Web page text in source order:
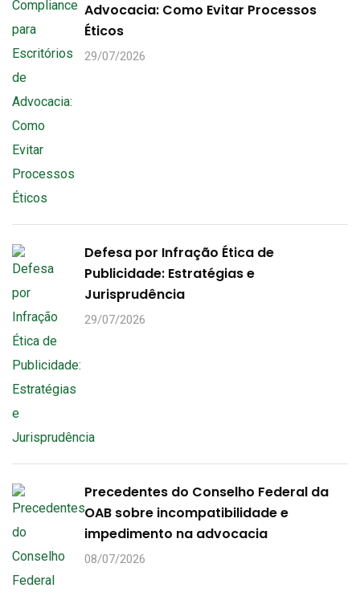
Advocacia: Como Evitar Processos
Éticos
29/07/2026
Defesa por Infração Ética de
Publicidade: Estratégias e
Jurisprudência
29/07/2026
Precedentes do Conselho Federal da
OAB sobre incompatibilidade e
impedimento na advocacia
08/07/2026